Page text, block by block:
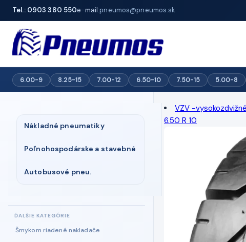
Tel.: 0903 380 550e-mail:pneumos@pneumos.sk
6.00-9 8.25-15 7.00-12 6.50-10 7.50-15 5.00-8
Nákladné pneumatiky
Poľnohospodárske a stavebné
Autobusové pneu.
Šmykom riadené nakladače
VZV -
6.50 R 10